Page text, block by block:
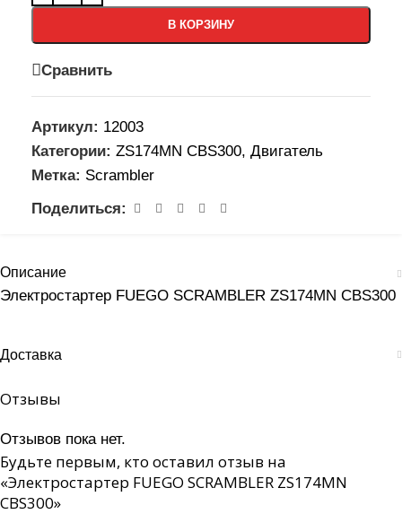
В КОРЗИНУ
Сравнить
Артикул: 12003
Категории: ZS174MN CBS300, Двигатель
Метка: Scrambler
Поделиться:
Описание
Электростартер FUEGO SCRAMBLER ZS174MN CBS300
Доставка
Отзывы
Отзывов пока нет.
Будьте первым, кто оставил отзыв на
«Электростартер FUEGO SCRAMBLER ZS174MN
CBS300»